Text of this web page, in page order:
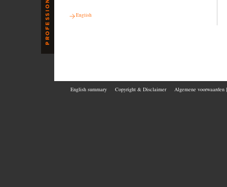
English
English summary Copyright & Disclaimer Algemene voorwaarden